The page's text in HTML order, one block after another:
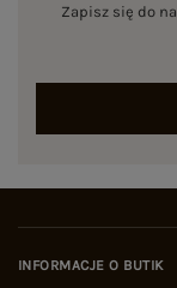
Zapisz się do
INFORMACJE O BUTIK